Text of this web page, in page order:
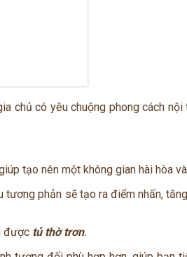
chủ có yêu chuộng phong cách nội
tạo nên một không gian hài hòa
phản sẽ tạo ra điểm nhấn,
được tủ thờ trơn.